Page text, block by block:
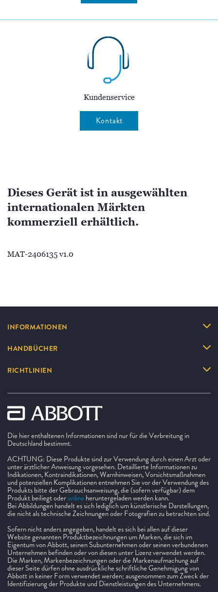
Kundenservice
Kontakt
Dieses Gerät ist in ausgewählten
internationalen Märkten
kommerziell erhältlich.
MAT-2406135 v1.0
INFORMATIONEN
HANDBÜCHER
RICHTLINIEN
Die hier enthaltenen Informationen sind nur für die Verbreitung in
Deutschland bestimmt.
ACHTUNG: Diese Produkte sind zur Verwendung durch einen Arzt oder
unter ärztlicher Anweisung vorgesehen. Detaillierte Informationen zu
Indikationen, Kontraindikationen, Warnhinweisen, Vorsichtsmaßnahmen
und potenziellen Komplikationen entnehmen Sie vor der Verwendung des
Produkts bitte der Gebrauchsanweisung, die (sofern verfügbar) dem
Produkt beiliegt oderonlineheruntergeladen werden kann.
Bei Abbildungen handelt es sich lediglich um künstlerische Darstellungen,
die nicht als technische Zeichnungen oder Fotografien zu betrachten sind.
Sofern nicht anders angegeben, handelt es sich bei allen auf dieser
Website genannten Produktbezeichnungen um Marken, die sich im
Eigentum von Abbott, seinen Subunternehmen oder seinen verbundenen
Unternehmen befinden oder von diesen unter Lizenz verwendet werden.
Die Marken, Markenbezeichnungen oder die Markenaufmachung auf
dieser Seite dürfen ohne ausdrückliche schriftliche Genehmigung von
Abbott in keiner Form verwendet werden; ausgenommen zum Zweck der
Identifizierung der Produkte und Dienstleistungen des Unternehmens.